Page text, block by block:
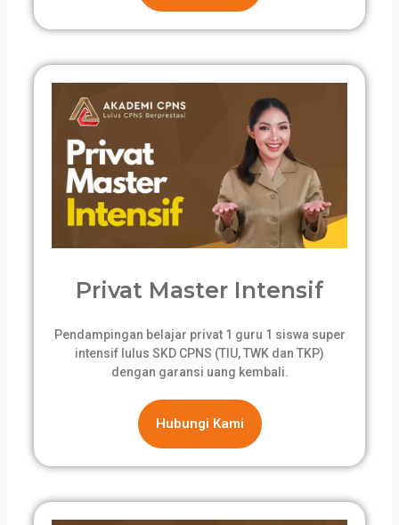
Privat Master Intensif
Pendampingan belajar privat 1 guru 1 siswa super
intensif lulus SKD CPNS (TIU, TWK dan TKP)
dengan garansi uang kembali.
Hubungi Kami